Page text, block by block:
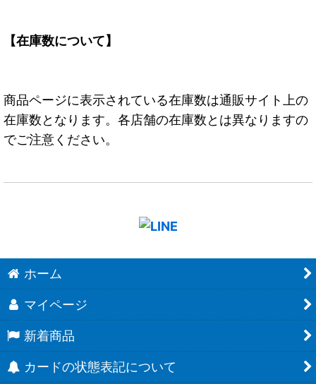
【在庫数について】
商品ページに表示されている在庫数は通販サイト上の
在庫数となります。各店舗の在庫数とは異なりますの
でご注意ください。
ホーム
マイページ
新着商品
カードの状態表記について